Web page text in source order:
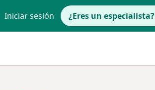
Iniciar sesión ¿Eres un especialista?